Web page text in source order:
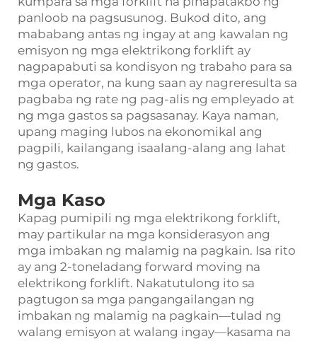
panloob na pagsusunog. Bukod dito, ang
mababang antas ng ingay at ang kawalan ng
emisyon ng mga elektrikong forklift ay
nagpapabuti sa kondisyon ng trabaho para sa
mga operator, na kung saan ay nagreresulta sa
pagbaba ng rate ng pag-alis ng empleyado at
ng mga gastos sa pagsasanay. Kaya naman,
upang maging lubos na ekonomikal ang
pagpili, kailangang isaalang-alang ang lahat
ng gastos.
Mga Kaso
Kapag pumipili ng mga elektrikong forklift,
may partikular na mga konsiderasyon ang
mga imbakan ng malamig na pagkain. Isa rito
ay ang 2-toneladang forward moving na
elektrikong forklift. Nakatutulong ito sa
pagtugon sa mga pangangailangan ng
imbakan ng malamig na pagkain—tulad ng
walang emisyon at walang ingay—kasama na